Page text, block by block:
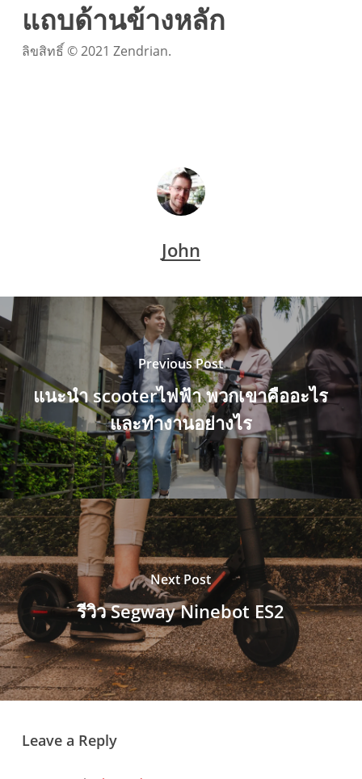
แถบด้านข้างหลัก
ลิขสิทธิ์ © 2021 Zendrian.
John
Previous Post
แนะนำ scooterไฟฟ้า พวกเขาคืออะไร
และทำงานอย่างไร
Next Post
รีวิว Segway Ninebot ES2
Leave a Reply